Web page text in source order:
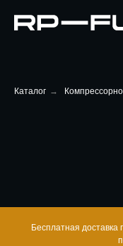
Каталог →
Бесплатная доставка